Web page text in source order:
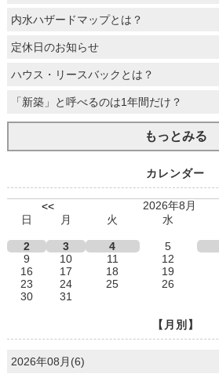
内水ハザードマップとは？
定休日のお知らせ
ハウス・リースバックとは？
「新築」と呼べるのは1年間だけ？
もっとみる
カレンダー
<<
2026年8月
日
月 火 水
2
3 4 5
9
10 11 12
16
17 18 19
23
24 25 26
30
31
【月別】
2026年08月(6)